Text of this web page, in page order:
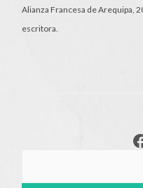
Alianza Francesa de Arequipa,
escritora.